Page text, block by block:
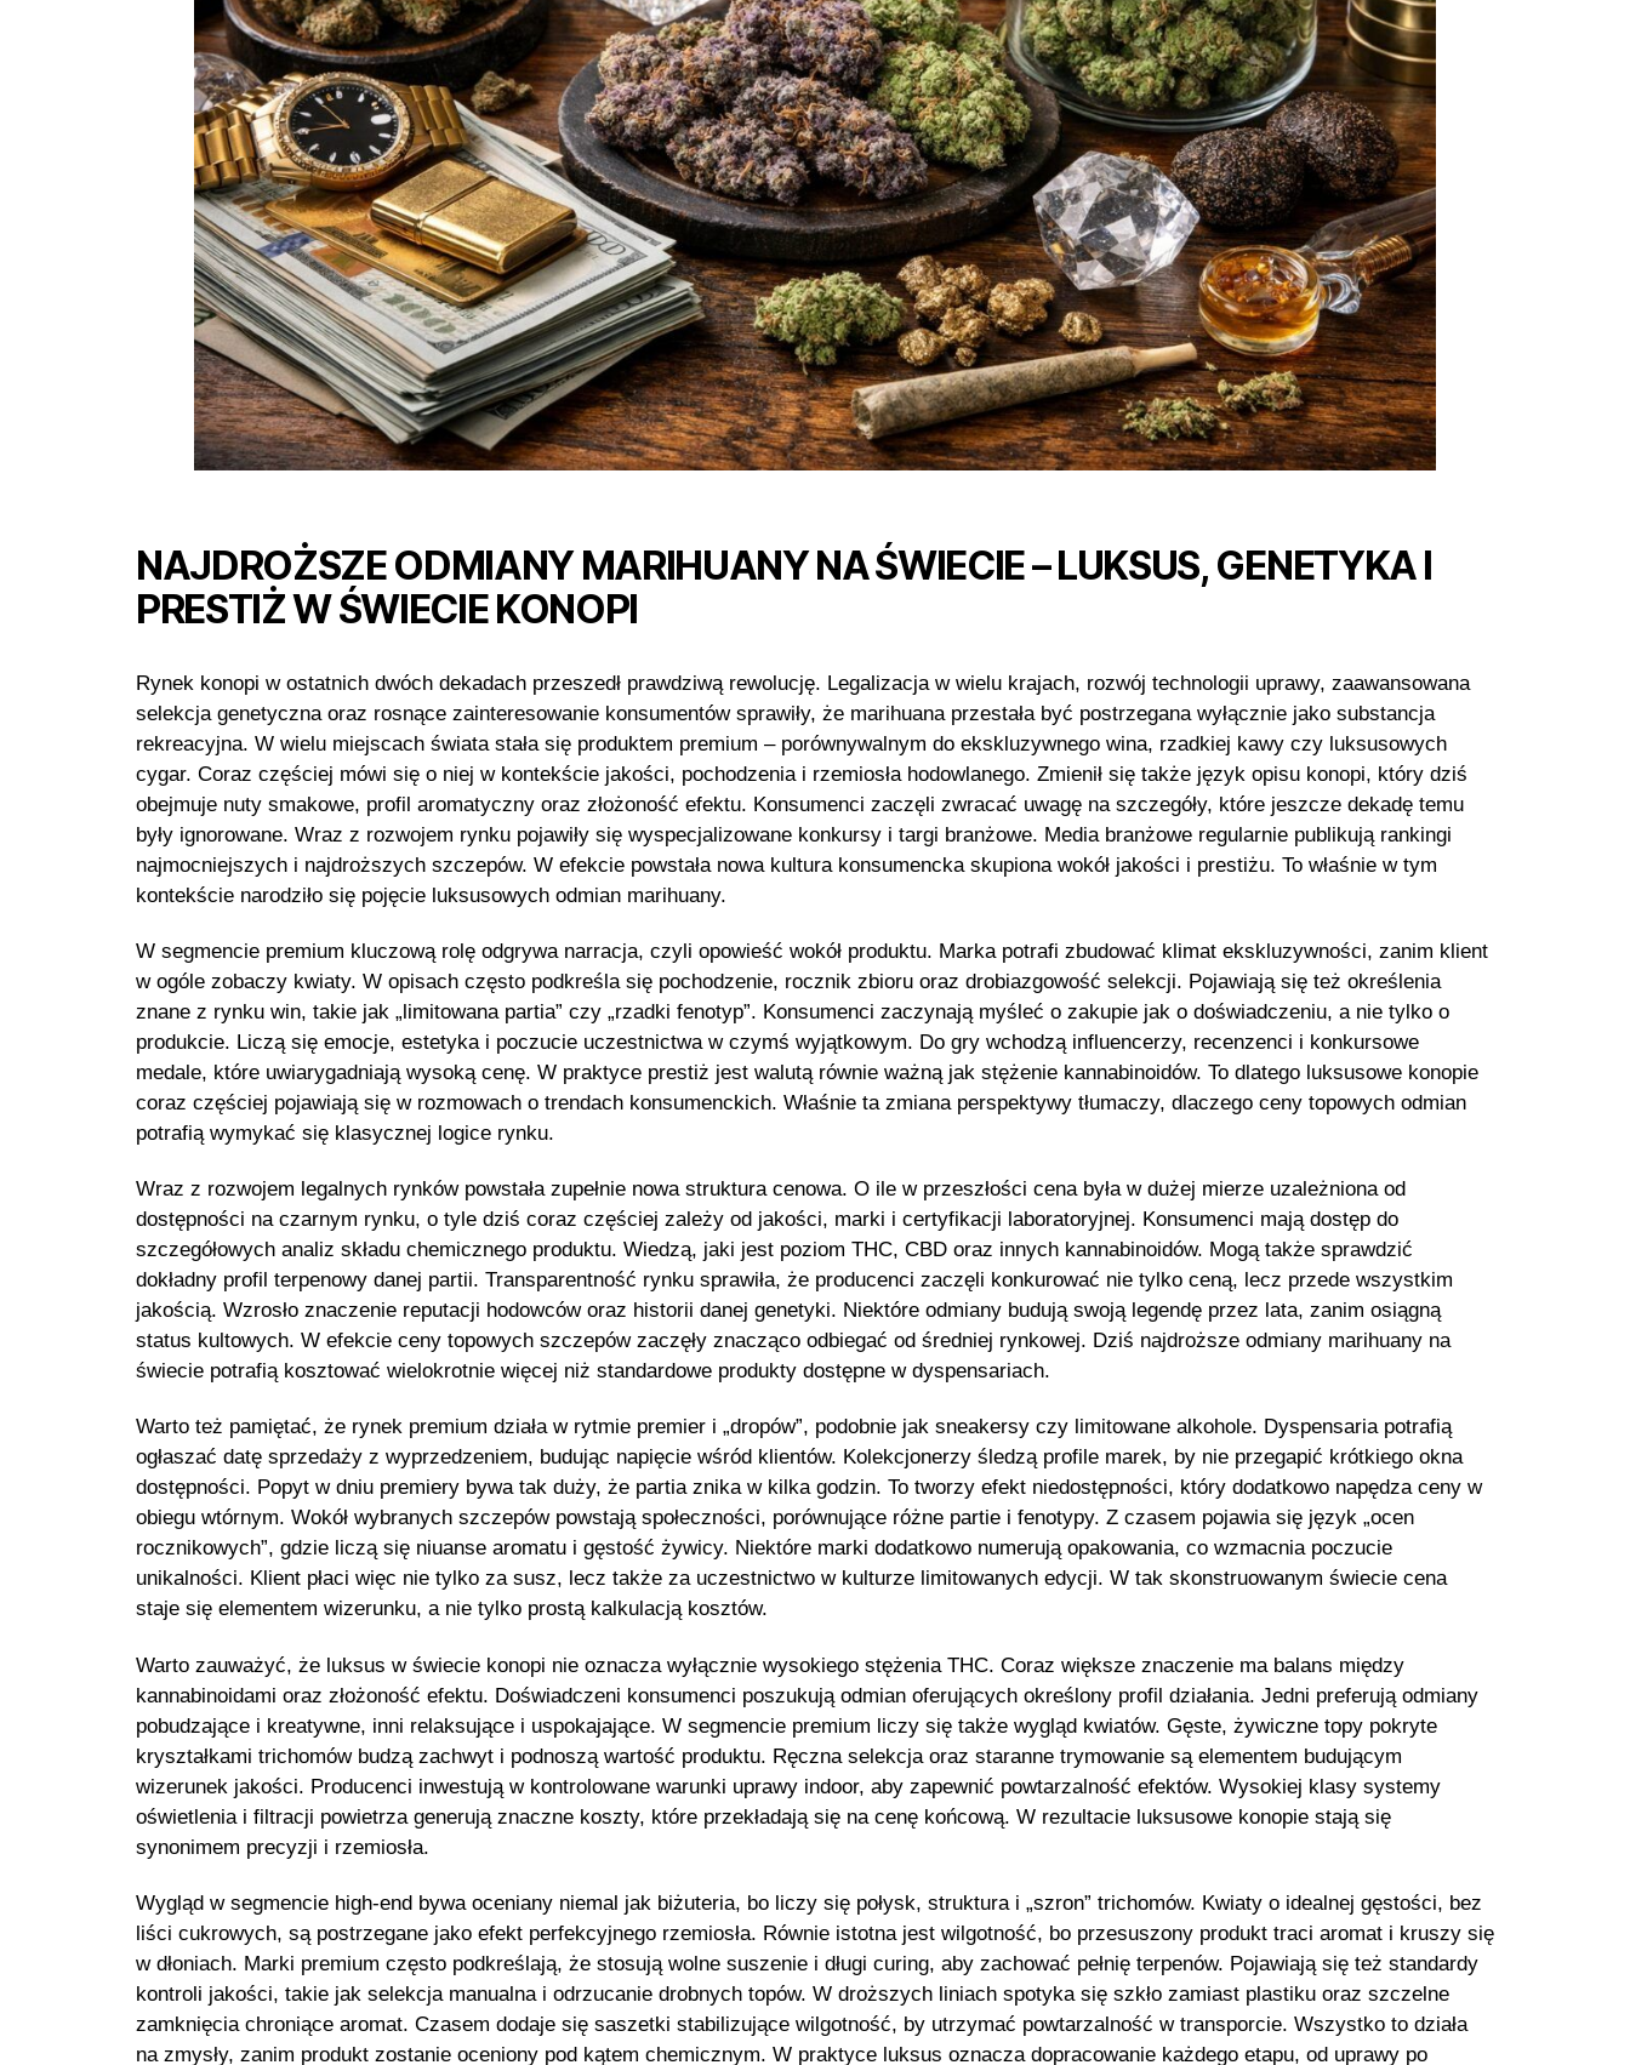
NAJDROŻSZE ODMIANY MARIHUANY NA ŚWIECIE – LUKSUS, GENETYKA I
PRESTIŻ W ŚWIECIE KONOPI
Rynek konopi w ostatnich dwóch dekadach przeszedł prawdziwą rewolucję. Legalizacja w wielu krajach, rozwój technologii uprawy, zaawansowana
selekcja genetyczna oraz rosnące zainteresowanie konsumentów sprawiły, że marihuana przestała być postrzegana wyłącznie jako substancja
rekreacyjna. W wielu miejscach świata stała się produktem premium – porównywalnym do ekskluzywnego wina, rzadkiej kawy czy luksusowych
cygar. Coraz częściej mówi się o niej w kontekście jakości, pochodzenia i rzemiosła hodowlanego. Zmienił się także język opisu konopi, który dziś
obejmuje nuty smakowe, profil aromatyczny oraz złożoność efektu. Konsumenci zaczęli zwracać uwagę na szczegóły, które jeszcze dekadę temu
były ignorowane. Wraz z rozwojem rynku pojawiły się wyspecjalizowane konkursy i targi branżowe. Media branżowe regularnie publikują rankingi
najmocniejszych i najdroższych szczepów. W efekcie powstała nowa kultura konsumencka skupiona wokół jakości i prestiżu. To właśnie w tym
kontekście narodziło się pojęcie luksusowych odmian marihuany.
W segmencie premium kluczową rolę odgrywa narracja, czyli opowieść wokół produktu. Marka potrafi zbudować klimat ekskluzywności, zanim klient
w ogóle zobaczy kwiaty. W opisach często podkreśla się pochodzenie, rocznik zbioru oraz drobiazgowość selekcji. Pojawiają się też określenia
znane z rynku win, takie jak „limitowana partia” czy „rzadki fenotyp”. Konsumenci zaczynają myśleć o zakupie jak o doświadczeniu, a nie tylko o
produkcie. Liczą się emocje, estetyka i poczucie uczestnictwa w czymś wyjątkowym. Do gry wchodzą influencerzy, recenzenci i konkursowe
medale, które uwiarygadniają wysoką cenę. W praktyce prestiż jest walutą równie ważną jak stężenie kannabinoidów. To dlatego luksusowe konopie
coraz częściej pojawiają się w rozmowach o trendach konsumenckich. Właśnie ta zmiana perspektywy tłumaczy, dlaczego ceny topowych odmian
potrafią wymykać się klasycznej logice rynku.
Wraz z rozwojem legalnych rynków powstała zupełnie nowa struktura cenowa. O ile w przeszłości cena była w dużej mierze uzależniona od
dostępności na czarnym rynku, o tyle dziś coraz częściej zależy od jakości, marki i certyfikacji laboratoryjnej. Konsumenci mają dostęp do
szczegółowych analiz składu chemicznego produktu. Wiedzą, jaki jest poziom THC, CBD oraz innych kannabinoidów. Mogą także sprawdzić
dokładny profil terpenowy danej partii. Transparentność rynku sprawiła, że producenci zaczęli konkurować nie tylko ceną, lecz przede wszystkim
jakością. Wzrosło znaczenie reputacji hodowców oraz historii danej genetyki. Niektóre odmiany budują swoją legendę przez lata, zanim osiągną
status kultowych. W efekcie ceny topowych szczepów zaczęły znacząco odbiegać od średniej rynkowej. Dziś najdroższe odmiany marihuany na
świecie potrafią kosztować wielokrotnie więcej niż standardowe produkty dostępne w dyspensariach.
Warto też pamiętać, że rynek premium działa w rytmie premier i „dropów”, podobnie jak sneakersy czy limitowane alkohole. Dyspensaria potrafią
ogłaszać datę sprzedaży z wyprzedzeniem, budując napięcie wśród klientów. Kolekcjonerzy śledzą profile marek, by nie przegapić krótkiego okna
dostępności. Popyt w dniu premiery bywa tak duży, że partia znika w kilka godzin. To tworzy efekt niedostępności, który dodatkowo napędza ceny w
obiegu wtórnym. Wokół wybranych szczepów powstają społeczności, porównujące różne partie i fenotypy. Z czasem pojawia się język „ocen
rocznikowych”, gdzie liczą się niuanse aromatu i gęstość żywicy. Niektóre marki dodatkowo numerują opakowania, co wzmacnia poczucie
unikalności. Klient płaci więc nie tylko za susz, lecz także za uczestnictwo w kulturze limitowanych edycji. W tak skonstruowanym świecie cena
staje się elementem wizerunku, a nie tylko prostą kalkulacją kosztów.
Warto zauważyć, że luksus w świecie konopi nie oznacza wyłącznie wysokiego stężenia THC. Coraz większe znaczenie ma balans między
kannabinoidami oraz złożoność efektu. Doświadczeni konsumenci poszukują odmian oferujących określony profil działania. Jedni preferują odmiany
pobudzające i kreatywne, inni relaksujące i uspokajające. W segmencie premium liczy się także wygląd kwiatów. Gęste, żywiczne topy pokryte
kryształkami trichomów budzą zachwyt i podnoszą wartość produktu. Ręczna selekcja oraz staranne trymowanie są elementem budującym
wizerunek jakości. Producenci inwestują w kontrolowane warunki uprawy indoor, aby zapewnić powtarzalność efektów. Wysokiej klasy systemy
oświetlenia i filtracji powietrza generują znaczne koszty, które przekładają się na cenę końcową. W rezultacie luksusowe konopie stają się
synonimem precyzji i rzemiosła.
Wygląd w segmencie high-end bywa oceniany niemal jak biżuteria, bo liczy się połysk, struktura i „szron” trichomów. Kwiaty o idealnej gęstości, bez
liści cukrowych, są postrzegane jako efekt perfekcyjnego rzemiosła. Równie istotna jest wilgotność, bo przesuszony produkt traci aromat i kruszy się
w dłoniach. Marki premium często podkreślają, że stosują wolne suszenie i długi curing, aby zachować pełnię terpenów. Pojawiają się też standardy
kontroli jakości, takie jak selekcja manualna i odrzucanie drobnych topów. W droższych liniach spotyka się szkło zamiast plastiku oraz szczelne
zamknięcia chroniące aromat. Czasem dodaje się saszetki stabilizujące wilgotność, by utrzymać powtarzalność w transporcie. Wszystko to działa
na zmysły, zanim produkt zostanie oceniony pod kątem chemicznym. W praktyce luksus oznacza dopracowanie każdego etapu, od uprawy po